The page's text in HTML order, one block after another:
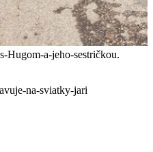
Hugom-a-jeho-sestričkou.
na-sviatky-jari